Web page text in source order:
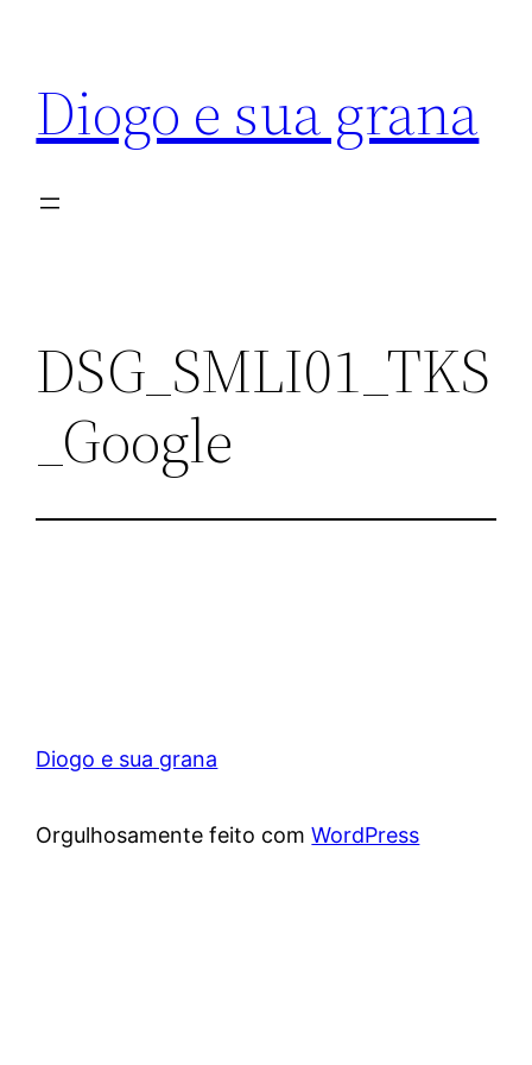
Diogo e sua grana
DSG_SMLI01_TKS
_Google
Diogo e sua grana
Orgulhosamente feito comWordPress